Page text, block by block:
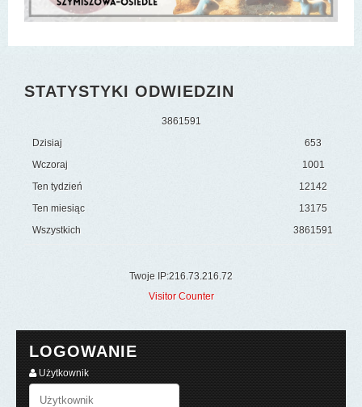
STATYSTYKI ODWIEDZIN
3861591
Dzisiaj
Wczoraj
Ten tydzień
Ten miesiąc
Wszystkich
653
1001
12142
13175
3861591
Twoje IP:216.73.216.72
Visitor Counter
LOGOWANIE
Użytkownik